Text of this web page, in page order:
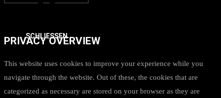
SCHLIESSEN
PRIVACY OVERVIEW
This website uses cookies to improve your experience while you
navigate through the website. Out of these, the cookies that are
categorized as necessary are stored on your browser as they are